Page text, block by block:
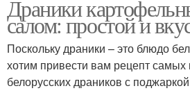
Драники
салом: простой и
Поскольку драники – это блюдо
хотим привести вам рецепт
белорусских драников с